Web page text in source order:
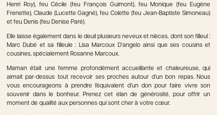
Henri Roy), feu Cécile (feu François Guimont), feu Monique (feu Eugène
Frenette), Claude (Lucette Gagné), feu Colette (feu Jean-Baptiste Simoneau)
et feu Denis (feu Denise Paré).
Elle laisse également dans le deuil plusieurs neveux et nièces, dont son filleul :
Marc Dubé et sa filleule : Lisa Marcoux D’angelo ainsi que ses cousins et
cousines, spécialement Rosanne Marcoux.
Maman était une femme profondément accueillante et chaleureuse, qui
aimait par-dessus tout recevoir ses proches autour d’un bon repas. Nous
vous encourageons à prendre l’équivalent d’un don pour faire vivre son
souvenir dans le bonheur. Prenez cet élan de générosité, pour offrir un
moment de qualité aux personnes qui sont cher à votre cœur.